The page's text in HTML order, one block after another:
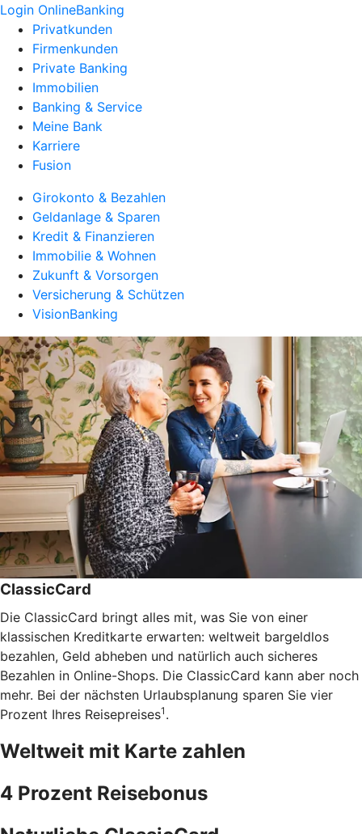
Login OnlineBanking
Privatkunden
Firmenkunden
Private Banking
Immobilien
Banking & Service
Meine Bank
Karriere
Fusion
Girokonto & Bezahlen
Geldanlage & Sparen
Kredit & Finanzieren
Immobilie & Wohnen
Zukunft & Vorsorgen
Versicherung & Schützen
VisionBanking
ClassicCard
Die ClassicCard bringt alles mit, was Sie von einer
klassischen Kreditkarte erwarten: weltweit bargeldlos
bezahlen, Geld abheben und natürlich auch sicheres
Bezahlen in Online-Shops. Die ClassicCard kann aber noch
mehr. Bei der nächsten Urlaubsplanung sparen Sie vier
Prozent Ihres Reisepreises1 .
Weltweit mit Karte zahlen
4 Prozent Reisebonus